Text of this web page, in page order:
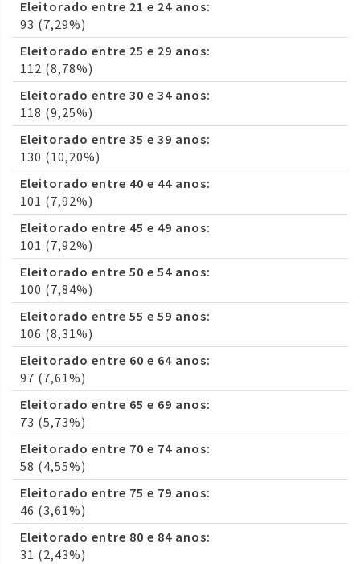
Eleitorado entre 21 e 24 anos:
93 (7,29%)
Eleitorado entre 25 e 29 anos:
112 (8,78%)
Eleitorado entre 30 e 34 anos:
118 (9,25%)
Eleitorado entre 35 e 39 anos:
130 (10,20%)
Eleitorado entre 40 e 44 anos:
101 (7,92%)
Eleitorado entre 45 e 49 anos:
101 (7,92%)
Eleitorado entre 50 e 54 anos:
100 (7,84%)
Eleitorado entre 55 e 59 anos:
106 (8,31%)
Eleitorado entre 60 e 64 anos:
97 (7,61%)
Eleitorado entre 65 e 69 anos:
73 (5,73%)
Eleitorado entre 70 e 74 anos:
58 (4,55%)
Eleitorado entre 75 e 79 anos:
46 (3,61%)
Eleitorado entre 80 e 84 anos:
31 (2,43%)